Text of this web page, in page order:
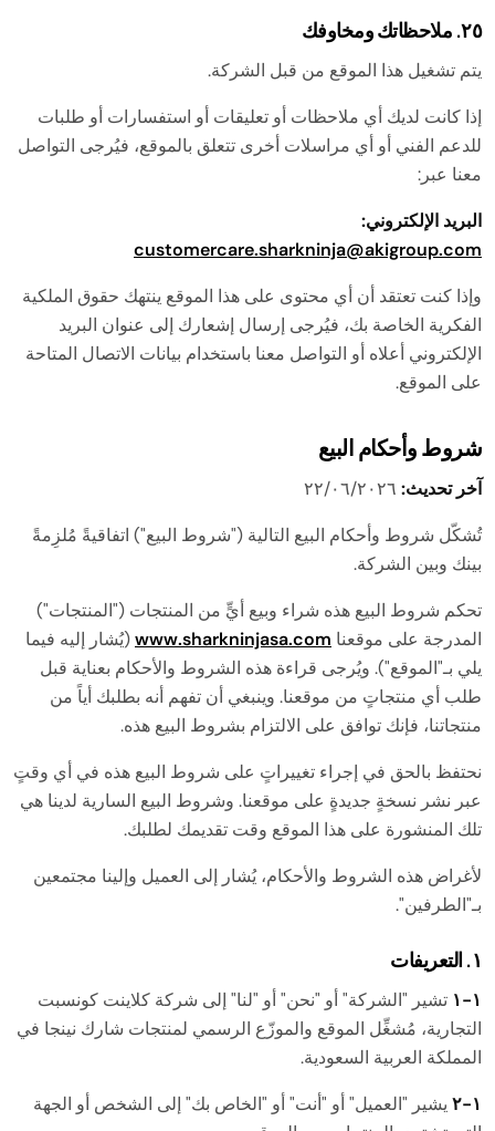
٢٥. ملاحظاتك ومخاوفك
يتم تشغيل هذا الموقع من قبل الشركة.
إذا كانت لديك أي ملاحظات أو تعليقات أو استفسارات أو طلبات
للدعم الفني أو أي مراسلات أخرى تتعلق بالموقع، فيُرجى التواصل
معنا عبر:
البريد الإلكتروني:
customercare.sharkninja@akigroup.com
وإذا كنت تعتقد أن أي محتوى على هذا الموقع ينتهك حقوق الملكية
الفكرية الخاصة بك، فيُرجى إرسال إشعارك إلى عنوان البريد
الإلكتروني أعلاه أو التواصل معنا باستخدام بيانات الاتصال المتاحة
على الموقع.
شروط وأحكام البيع
آخر تحديث: ٢٢/٠٦/٢٠٢٦
تُشكّل شروط وأحكام البيع التالية ("شروط البيع") اتفاقيةً مُلزِمةً
بينك وبين الشركة.
تحكم شروط البيع هذه شراء وبيع أيٍّ من المنتجات ("المنتجات")
المدرجة على موقعنا www.sharkninjasa.com(يُشار إليه فيما
يلي بـ"الموقع"). ويُرجى قراءة هذه الشروط والأحكام بعناية قبل
طلب أي منتجاتٍ من موقعنا. وينبغي أن تفهم أنه بطلبك أياً من
منتجاتنا، فإنك توافق على الالتزام بشروط البيع هذه.
نحتفظ بالحق في إجراء تغييراتٍ على شروط البيع هذه في أي وقتٍ
عبر نشر نسخةٍ جديدةٍ على موقعنا. وشروط البيع السارية لدينا هي
تلك المنشورة على هذا الموقع وقت تقديمك لطلبك.
لأغراض هذه الشروط والأحكام، يُشار إلى العميل وإلينا مجتمعين
بـ"الطرفين".
١. التعريفات
١-١
تشير "الشركة" أو "نحن" أو "لنا" إلى شركة كلاينت كونسبت
التجارية، مُشغِّل الموقع والموزّع الرسمي لمنتجات شارك نينجا في
المملكة العربية السعودية.
١-٢
يشير "العميل" أو "أنت" أو "الخاص بك" إلى الشخص أو الجهة